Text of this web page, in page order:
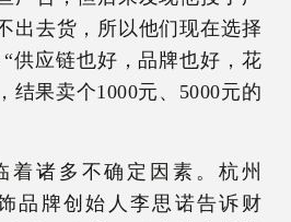
出去货，所以他们现在选择
供应链也好，品牌也好，花
结果卖个1000元、5000元的
着诸多不确定因素。杭州
品牌创始人李思诺告诉财